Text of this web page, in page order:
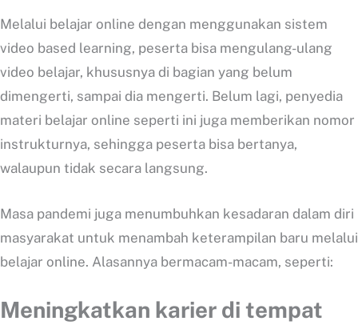
Melalui belajar online dengan menggunakan sistem
video based learning, peserta bisa mengulang-ulang
video belajar, khususnya di bagian yang belum
dimengerti, sampai dia mengerti. Belum lagi, penyedia
materi belajar online seperti ini juga memberikan nomor
instrukturnya, sehingga peserta bisa bertanya,
walaupun tidak secara langsung.
Masa pandemi juga menumbuhkan kesadaran dalam diri
masyarakat untuk menambah keterampilan baru melalui
belajar online. Alasannya bermacam-macam, seperti:
Meningkatkan karier di tempat